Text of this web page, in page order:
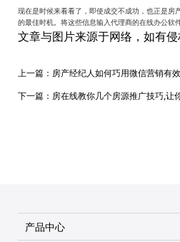
现在是时候来看看了，即使成交不成功，也正是房
的最佳时机。将这些信息输入代理商的在线办公软
文章与图片来源于网络，如有
上一篇： 房产经纪人如何巧用微信营销有
下一篇： 房在线教你几个房源推广技巧,让
产品中心